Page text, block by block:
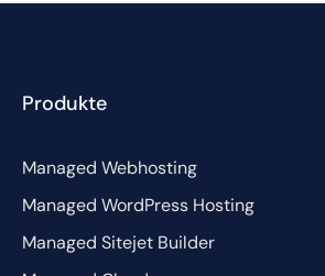
Produkte
Managed Webhosting
Managed WordPress Hosting
Managed Sitejet Builder